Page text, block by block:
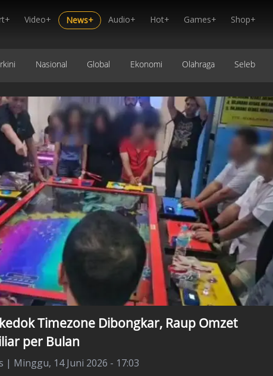
Video+ News+ Audio+ Hot+ Games+ Shop+
Nasional Global Ekonomi Olahraga Seleb
Timezone Dibongkar, Raup Omzet
per Bulan
| Minggu, 14 Juni 2026 - 17:03